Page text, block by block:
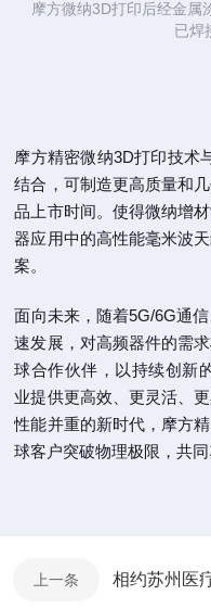
摩方微纳3D打印后经金属
已焊
摩方精密微纳3D打印技术
结合，可制造更高质量和
品上市时间。使得微纳增
器应用中的高性能毫米波
案。
面向未来，随着5G/6G通
速发展，对高频器件的需
球合作伙伴，以持续创新
业提供更高效、更灵活、
性能并重的新时代，摩方
球客户突破物理极限，共
上一条